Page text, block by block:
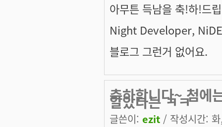
아무튼 득남을 축!하!드
Night Developer,
블로그 그런거 없어요.
축하합니다~ 첨에
알았다는 ㅋㅋ
글쓴이: ezit / 작성시간: